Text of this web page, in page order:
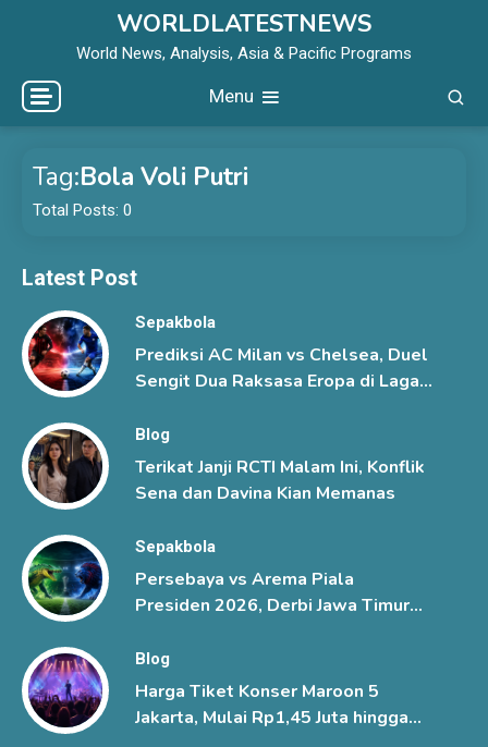
WORLDLATESTNEWS
World News, Analysis, Asia & Pacific Programs
Menu
Tag:Bola Voli Putri
Total Posts: 0
Latest Post
Sepakbola
Prediksi AC Milan vs Chelsea, Duel
Sengit Dua Raksasa Eropa di Laga
Blog
Terikat Janji RCTI Malam Ini, Konflik
Sena dan Davina Kian Memanas
Sepakbola
Persebaya vs Arema Piala
Presiden 2026, Derbi Jawa Timur
Blog
Harga Tiket Konser Maroon 5
Jakarta, Mulai Rp1,45 Juta hingga